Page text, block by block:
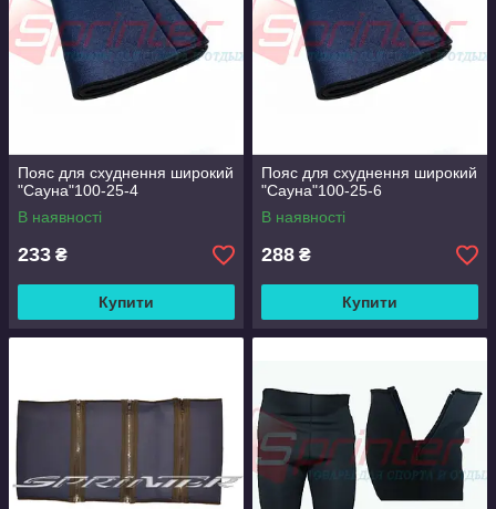
Пояс для схуднення широкий
"Сауна"100-25-4
В наявності
233 ₴
Купити
Пояс для схуднення широкий
"Сауна"100-25-6
В наявності
288 ₴
Купити